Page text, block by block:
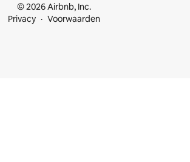
© 2026 Airbnb, Inc.
Privacy
Voorwaarden